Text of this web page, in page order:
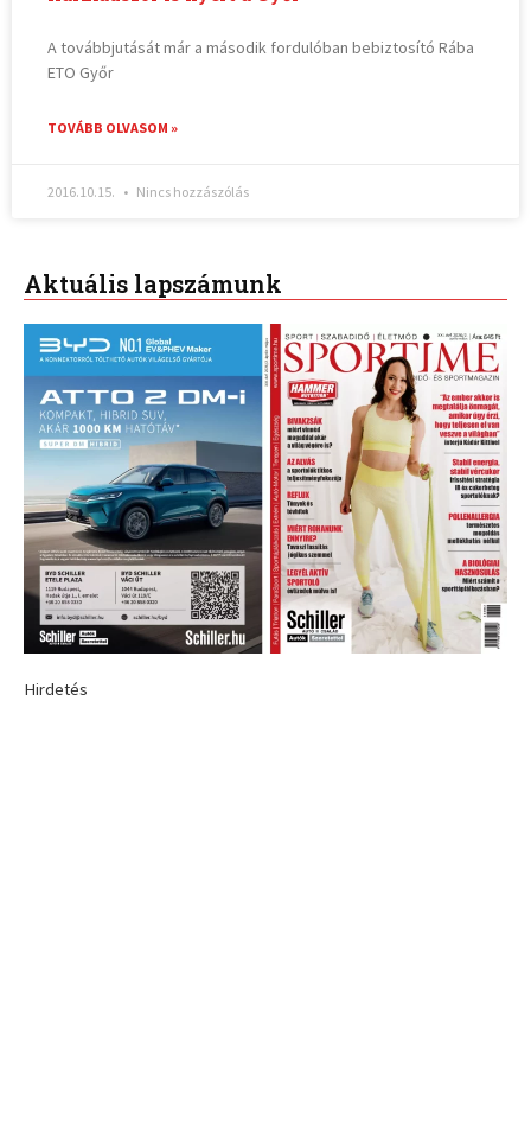
A továbbjutását már a második fordulóban bebiztosító Rába
ETO Győr
TOVÁBB OLVASOM »
2016.10.15. Nincs hozzászólás
Aktuális lapszámunk
Hirdetés